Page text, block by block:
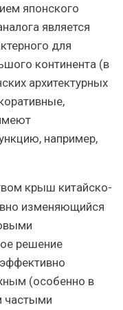
японского
является
для
континента (в
архитектурных
например,
крыш китайско-
изменяющийся
решение
(особенно в
частыми